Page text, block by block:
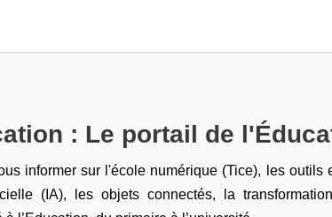
: Le portail de
informer sur l'école numérique (Tice), les
(IA), les objets connectés, la